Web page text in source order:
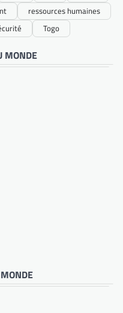
ressources humaines
Togo
MONDE